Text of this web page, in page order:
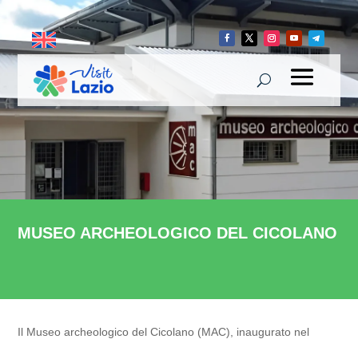
MUSEO ARCHEOLOGICO DEL CICOLANO
Il Museo archeologico del Cicolano (MAC), inaugurato nel